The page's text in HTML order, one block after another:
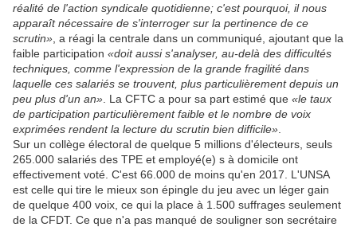
réalité de l'action syndicale quotidienne; c'est pourquoi, il nous
apparaît nécessaire de s'interroger sur la pertinence de ce
scrutin» , a réagi la centrale dans un communiqué, ajoutant que la
faible participation «doit aussi s'analyser, au-delà des difficultés
techniques, comme l'expression de la grande fragilité dans
laquelle ces salariés se trouvent, plus particulièrement depuis un
peu plus d'un an» . La CFTC a pour sa part estimé que «le taux
de participation particulièrement faible et le nombre de voix
exprimées rendent la lecture du scrutin bien difficile»
Sur un collège électoral de quelque 5 millions d'électeurs, seuls
265.000 salariés des TPE et employé(e) s à domicile ont
effectivement voté. C'est 66.000 de moins qu'en 2017. L'UNSA
est celle qui tire le mieux son épingle du jeu avec un léger gain
de quelque 400 voix, ce qui la place à 1.500 suffrages seulement
de la CFDT. Ce que n'a pas manqué de souligner son secrétaire